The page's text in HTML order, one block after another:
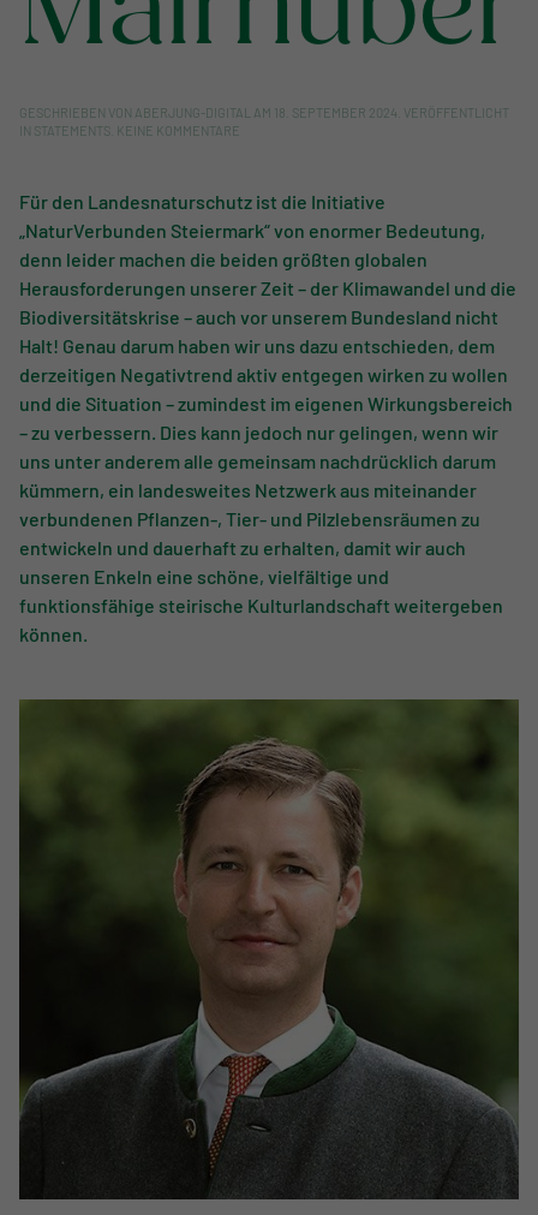
GESCHRIEBEN VON ABERJUNG-DIGITAL AM 18. SEPTEMBER 2024 . VERÖFFENTLICHT
IN STATEMENTS KEINE KOMMENTARE
Für den Landesnaturschutz ist die Initiative
„NaturVerbunden Steiermark“ von enormer Bedeutung,
denn leider machen die beiden größten globalen
Herausforderungen unserer Zeit – der Klimawandel und die
Biodiversitätskrise – auch vor unserem Bundesland nicht
Halt! Genau darum haben wir uns dazu entschieden, dem
derzeitigen Negativtrend aktiv entgegen wirken zu wollen
und die Situation – zumindest im eigenen Wirkungsbereich
– zu verbessern. Dies kann jedoch nur gelingen, wenn wir
uns unter anderem alle gemeinsam nachdrücklich darum
kümmern, ein landesweites Netzwerk aus miteinander
verbundenen Pflanzen-, Tier- und Pilzlebensräumen zu
entwickeln und dauerhaft zu erhalten, damit wir auch
unseren Enkeln eine schöne, vielfältige und
funktionsfähige steirische Kulturlandschaft weitergeben
können.